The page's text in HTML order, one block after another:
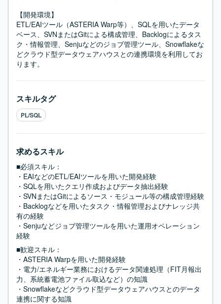
【開発環境】
ETL/EAIツール（ASTERIA Warp等）、SQLを用いたデータ
ベース、SVNまたはGitによる構成管理、Backlogによるタス
ク・情報管理、Senjuなどのジョブ管理ツール、Snowflakeな
どクラウド型データウェアハウスとの連携環境を利用してお
ります。
スキルタグ
PL/SQL
求めるスキル
■必須スキル：
・EAIなどのETL/EAIツールを用いた開発経験
・SQLを用いたクエリ作成およびデータ抽出経験
・SVNまたはGitによるソース・モジュール等の構成管理経験
・Backlogなどを用いたタスク・情報管理およびナレッジ共
有の経験
・Senjuなどジョブ管理ツールを用いた運用オペレーション
経験
■歓迎スキル：
・ASTERIA Warpを用いた開発経験
・電力/エネルギー業務におけるデータ関連処理（FIT月報出
力、系統蓄電池ファイル取込など）の知識
・Snowflakeなどクラウド型データウェアハウスとのデータ
連携に関する知識